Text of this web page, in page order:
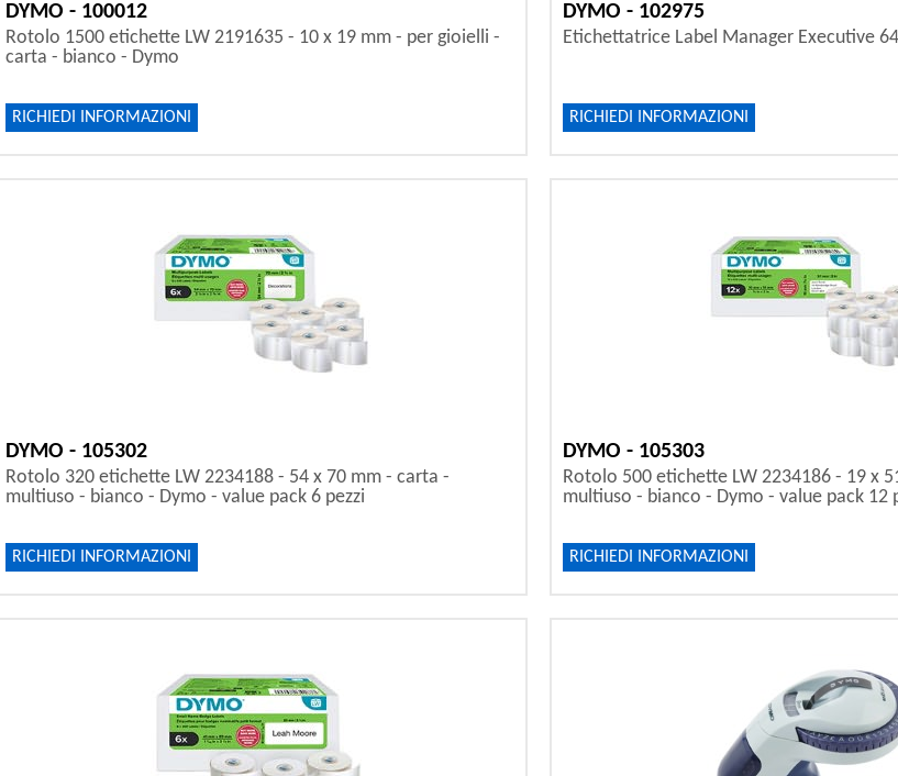
DYMO - 100012
Rotolo 1500 etichette LW 2191635 - 10 x 19 mm - per gioielli -
carta - bianco - Dymo
RICHIEDI INFORMAZIONI
DYMO - 102975
Etichettatrice Label Manager Executive
RICHIEDI INFORMAZIONI
DYMO - 105302
Rotolo 320 etichette LW 2234188 - 54 x 70 mm - carta -
multiuso - bianco - Dymo - value pack 6 pezzi
RICHIEDI INFORMAZIONI
DYMO - 105303
Rotolo 500 etichette LW 2234186 - 19 x
multiuso - bianco - Dymo - value pack 12
RICHIEDI INFORMAZIONI